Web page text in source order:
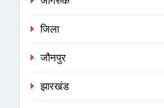
जिला
जौनपुर
झारखंड